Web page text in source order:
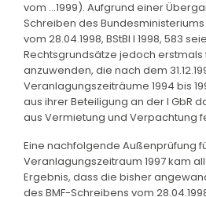
vom ...1999). Aufgrund einer
Schreiben des Bundesministeriums
vom 28.04.1998, BStBl I 1998, 583
Rechtsgrundsätze jedoch erstmals
anzuwenden, die nach dem
Veranlagungszeiträume 1994 bis
aus ihrer Beteiligung an der I GbR
aus Vermietung und Verpachtung
Eine nachfolgende Außenprüfung
Veranlagungszeitraum 1997 kam
Ergebnis, dass die bisher
des BMF-Schreibens vom